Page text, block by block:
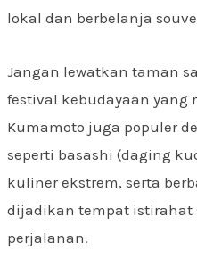
lokal dan berbelanja
Jangan lewatkan taman
festival kebudayaan yang
Kumamoto juga populer
seperti basashi (daging
kuliner ekstrem, serta
dijadikan tempat istirahat
perjalanan.